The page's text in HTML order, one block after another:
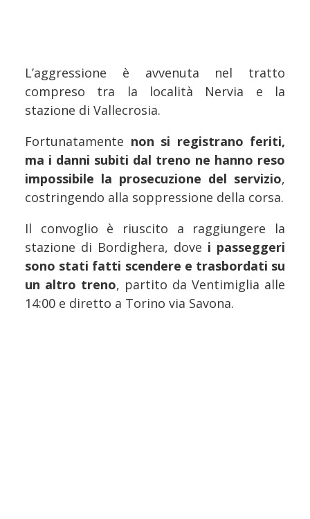
L’aggressione è avvenuta nel tratto
compreso tra la località Nervia e la
stazione di Vallecrosia.
Fortunatamente non si registrano feriti,
ma i danni subiti dal treno ne hanno reso
impossibile la prosecuzione del servizio,
costringendo alla soppressione della corsa.
Il convoglio è riuscito a raggiungere la
stazione di Bordighera, dove i passeggeri
sono stati fatti scendere e trasbordati su
un altro treno, partito da Ventimiglia alle
14:00 e diretto a Torino via Savona.